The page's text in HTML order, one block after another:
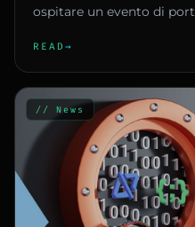
ospitare un evento di
READ →
// News